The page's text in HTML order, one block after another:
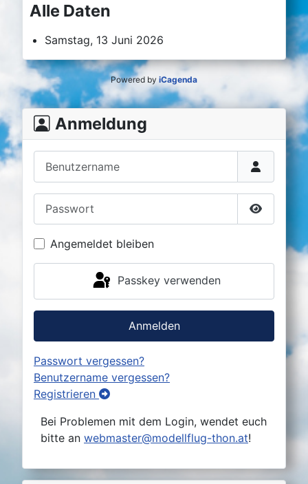
Alle Daten
Samstag, 13 Juni 2026
Powered by iCagenda
Anmeldung
Passwort
Angemeldet bleiben
Passkey verwenden
Anmelden
Passwort vergessen?
Benutzername vergessen?
Registrieren
Bei Problemen mit dem Login, wendet euch
bitte an webmaster@modellflug-thon.at!